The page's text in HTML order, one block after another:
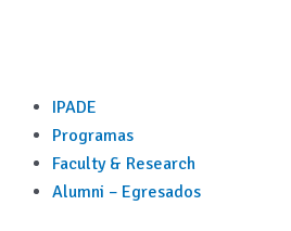
IPADE
Programas
Faculty & Research
Alumni – Egresados